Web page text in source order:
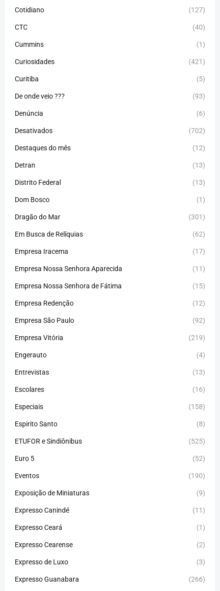
Cotidiano (127)
CTC (40)
Cummins (1)
Curiosidades (421)
Curitiba (5)
De onde veio ??? (93)
Denúncia (6)
Desativados (702)
Destaques do mês (12)
Detran (13)
Distrito Federal (13)
Dom Bosco (1)
Dragão do Mar (301)
Em Busca de Relíquias (62)
Empresa Iracema (17)
Empresa Nossa Senhora Aparecida (11)
Empresa Nossa Senhora de Fátima (15)
Empresa Redenção (12)
Empresa São Paulo (92)
Empresa Vitória (219)
Engerauto (4)
Entrevistas (13)
Escolares (16)
Especiais (158)
Espirito Santo (8)
ETUFOR e Sindiônibus (525)
Euro 5 (52)
Eventos (190)
Exposição de Miniaturas (9)
Expresso Canindé (11)
Expresso Ceará (1)
Expresso Cearense (2)
Expresso de Luxo (3)
Expresso Guanabara (266)